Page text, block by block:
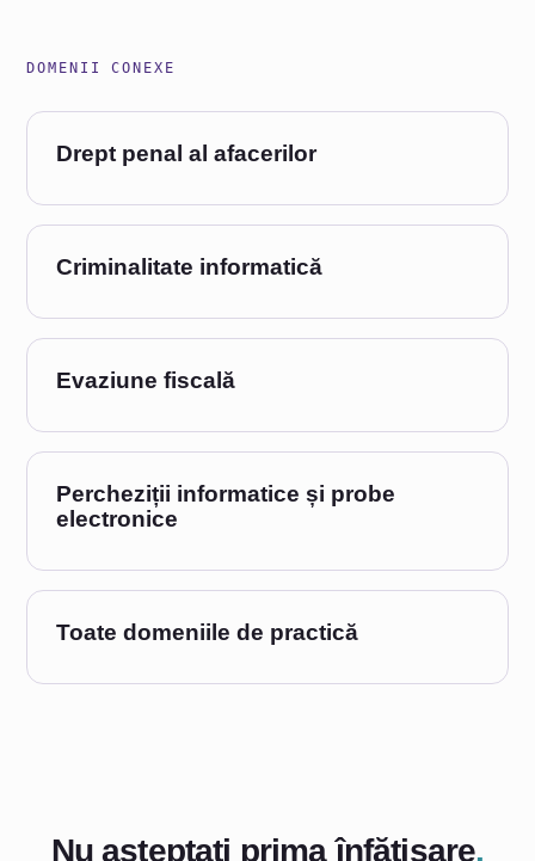
DOMENII CONEXE
Drept penal al afacerilor
Criminalitate informatică
Evaziune fiscală
Percheziții informatice și probe
electronice
Toate domeniile de practică
Nu așteptați prima înfățișare.